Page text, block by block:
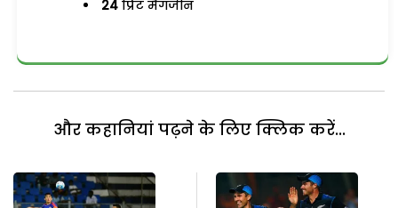
24 प्रिंट मैगजीन
और कहानियां पढ़ने के लिए क्लिक करें...